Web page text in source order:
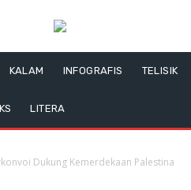
KALAM INFOGRAFIS TELISIK
LITERA
Dukung Kemerdekaan Palestina